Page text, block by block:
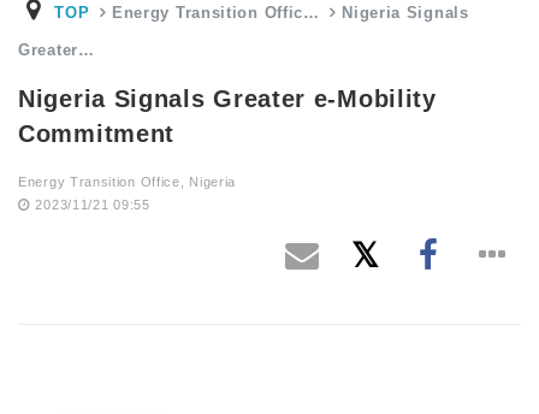
TOP Energy Transition Offic… Nigeria Signals
Greater…
Nigeria Signals Greater e-Mobility
Commitment
Energy Transition Office, Nigeria
2023/11/21 09:55